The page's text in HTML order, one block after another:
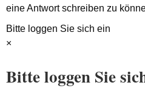
eine Antwort schreiben zu
Bitte loggen Sie sich ein
×
Bitte loggen Sie